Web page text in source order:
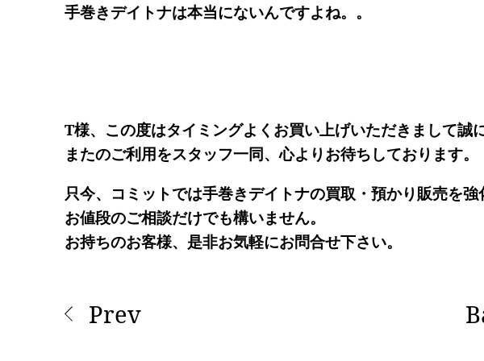
手巻きデイトナは本当にないんですよね。。
T様、この度はタイミングよくお買い上げいただきまして誠
またのご利用をスタッフ一同、心よりお待ちしております。
只今、コミットでは手巻きデイトナの買取・預かり販売を強
お値段のご相談だけでも構いません。
お持ちのお客様、是非お気軽にお問合せ下さい。
Prev